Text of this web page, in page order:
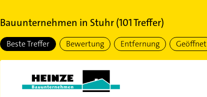
Bauunternehmen in Stuhr(101Treffer)
Beste Treffer Bewertung Entfernung Geöffnet